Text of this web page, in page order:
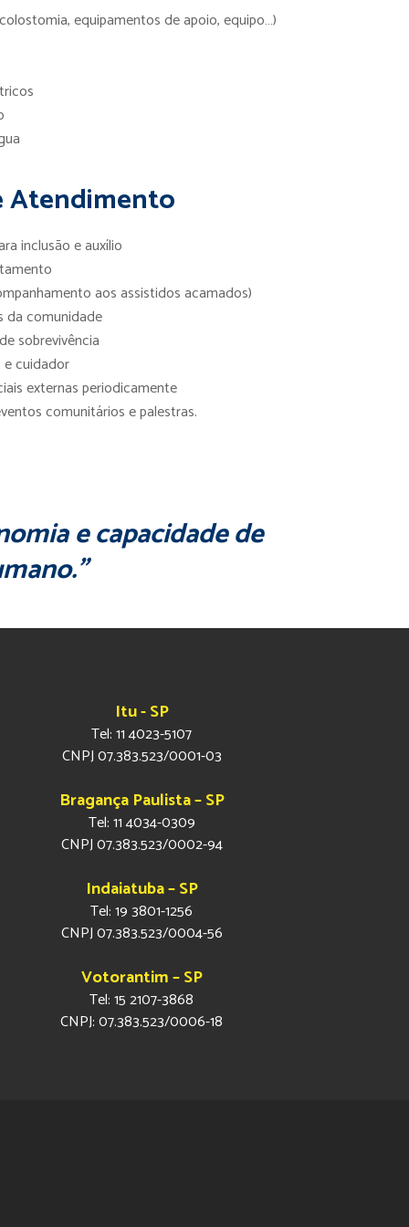
equipamentos de apoio, equipo…)
Atendimento
inclusão e auxílio
aos assistidos acamados)
da comunidade
sobrevivência
cuidador
externas periodicamente
comunitários e palestras.
e capacidade de
Itu - SP
Tel: 11 4023-5107
CNPJ 07.383.523/0001-03
Bragança Paulista – SP
Tel: 11 4034-0309
CNPJ 07.383.523/0002-94
Indaiatuba – SP
Tel: 19 3801-1256
CNPJ 07.383.523/0004-56
Votorantim – SP
Tel: 15 2107-3868
CNPJ: 07.383.523/0006-18